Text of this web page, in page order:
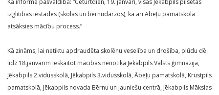
Kā informē pašvaldība: “Ceturtdien, 19. janvārī, visās Jēkabpils pilsētas
izglītības iestādēs (skolās un bērnudārzos), kā arī Ābeļu pamatskolā
atsāksies mācību process.”
Kā zināms, lai netiktu apdraudēta skolēnu veselība un drošība, plūdu dēļ
līdz 18.janvārim ieskaitot mācības nenotika Jēkabpils Valsts ģimnāzijā,
Jēkabpils 2.vidusskolā, Jēkabpils 3.vidusskolā, Ābeļu pamatskolā, Krustpils
pamatskolā, Jēkabpils novada Bērnu un jauniešu centrā, Jēkabpils Mākslas